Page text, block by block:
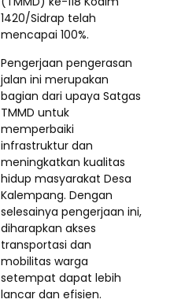
1420/Sidrap telah
mencapai 100%.
Pengerjaan pengerasan
jalan ini merupakan
bagian dari upaya Satgas
TMMD untuk
memperbaiki
infrastruktur dan
meningkatkan kualitas
hidup masyarakat Desa
Kalempang. Dengan
selesainya pengerjaan ini,
diharapkan akses
transportasi dan
mobilitas warga
setempat dapat lebih
lancar dan efisien.